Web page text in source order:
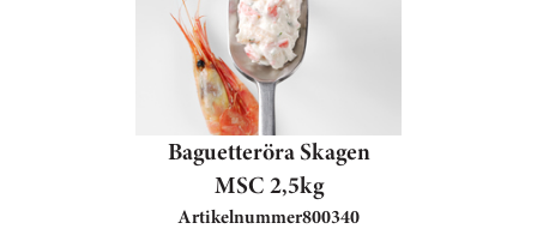
Baguetteröra Skagen
MSC 2,5kg
Artikelnummer800340